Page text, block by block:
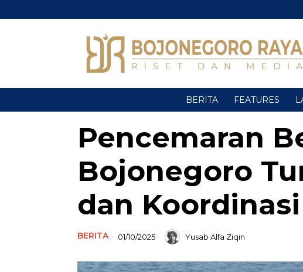
BERITA FEATURES
Pencemaran
Bojonegoro
dan
BERITA 01/10/2025 Yusab Alfa Ziqin